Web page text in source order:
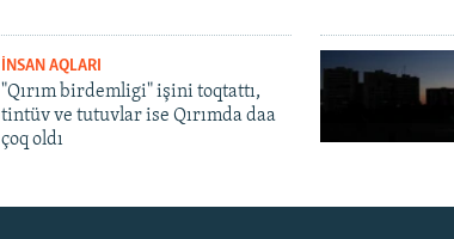
İNSAN AQLARI
"Qırım birdemligi" işini toqtattı,
tintüv ve tutuvlar ise Qırımda daa
çoq oldı